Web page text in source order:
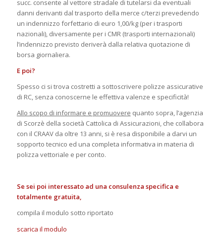
succ. consente al vettore stradale di tutelarsi da eventuali
danni derivanti dal trasporto della merce c/terzi prevedendo
un indennizzo forfettario di euro 1,00/kg (per i trasporti
nazionali), diversamente per i CMR (trasporti internazionali)
l’indennizzo previsto deriverà dalla relativa quotazione di
borsa giornaliera.
E poi?
Spesso ci si trova costretti a sottoscrivere polizze assicurative
di RC, senza conoscerne le effettiva valenze e specificità!
Allo scopo di informare e promuovere quanto sopra, l’agenzia
di Scorzè della società Cattolica di Assicurazioni, che collabora
con il CRAAV da oltre 13 anni, si è resa disponibile a darvi un
sopporto tecnico ed una completa informativa in materia di
polizza vettoriale e per conto.
Se sei poi interessato ad una consulenza specifica e
totalmente gratuita,
compila il modulo sotto riportato
scarica il modulo